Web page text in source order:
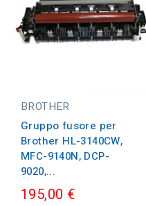
BROTHER
Gruppo fusore per
Brother HL-3140CW,
MFC-9140N, DCP-
9020,...
195,00 €